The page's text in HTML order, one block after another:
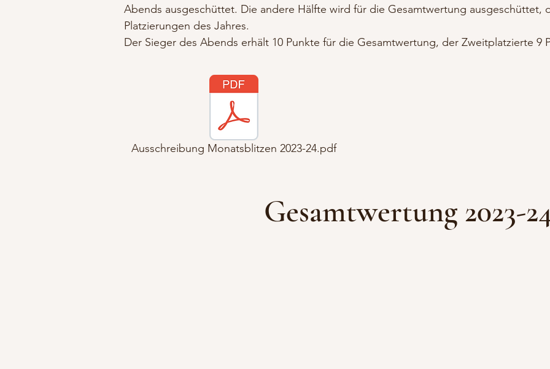
Abends ausgeschüttet. Die andere Hälfte wird für die Gesamtwertung ausgeschüttet,
Platzierungen des Jahres.
Der Sieger des Abends erhält 10 Punkte für die Gesamtwertung, der Zweitplatzierte 9
Ausschreibung Monatsblitzen 2023-24.pdf
Gesamtwertung 2023-